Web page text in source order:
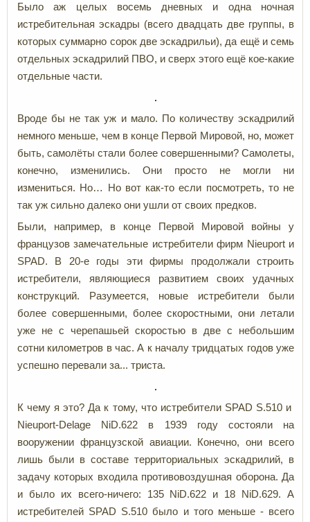
Было аж целых восемь дневных и одна ночная
истребительная эскадры (всего двадцать две группы, в
которых суммарно сорок две эскадрильи), да ещё и семь
отдельных эскадрилий ПВО, и сверх этого ещё кое-какие
отдельные части.
Вроде бы не так уж и мало. По количеству эскадрилий
немного меньше, чем в конце Первой Мировой, но, может
быть, самолёты стали более совершенными? Самолеты,
конечно, изменились. Они просто не могли ни
измениться. Но… Но вот как-то если посмотреть, то не
так уж сильно далеко они ушли от своих предков.
Были, например, в конце Первой Мировой войны у
французов замечательные истребители фирм Nieuport и
SPAD. В 20-е годы эти фирмы продолжали строить
истребители, являющиеся развитием своих удачных
конструкций. Разумеется, новые истребители были
более совершенными, более скоростными, они летали
уже не с черепашьей скоростью в две с небольшим
сотни километров в час. А к началу тридцатых годов уже
успешно перевали за... триста.
К чему я это? Да к тому, что истребители SPAD S.510 и
Nieuport-Delage NiD.622 в 1939 году состояли на
вооружении французской авиации. Конечно, они всего
лишь были в составе территориальных эскадрилий, в
задачу которых входила противовоздушная оборона. Да
и было их всего-ничего: 135 NiD.622 и 18 NiD.629. А
истребителей SPAD S.510 было и того меньше - всего